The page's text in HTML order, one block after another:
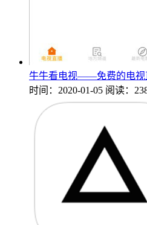
牛牛看电视——免费的电视
时间：2020-01-05 阅读：